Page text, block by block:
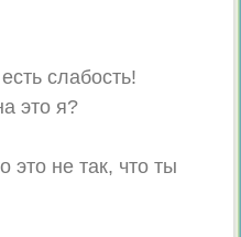
слабость!
это я?
это не так, что ты